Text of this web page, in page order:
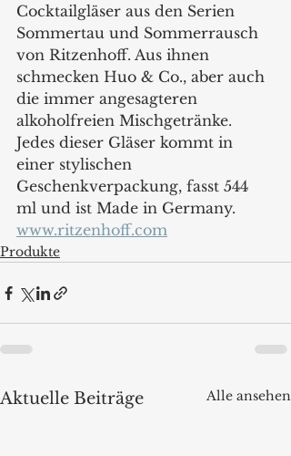
Cocktailgläser aus den Serien
Sommertau und Sommerrausch
von Ritzenhoff. Aus ihnen
schmecken Huo & Co., aber auch
die immer angesagteren
alkoholfreien Mischgetränke.
Jedes dieser Gläser kommt in
einer stylischen
Geschenkverpackung, fasst 544
ml und ist Made in Germany.
www.ritzenhoff.com
Produkte
Aktuelle Beiträge Alle ansehen